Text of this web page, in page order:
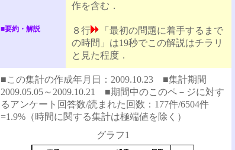
作を含む．
■要約・解説 ８行
「最初の問題に着手するまで
の時間」は19秒でこの解説はチラリ
と見た程度．
■この集計の作成年月日：2009.10.23 ■集計期間
2009.05.05～2009.10.21 ■期間中のこのペ－ジに対す
るアンケート回答数/読まれた回数：177件/6504件
=1.9%（時間に関する集計は極端値を除く）
グラフ1